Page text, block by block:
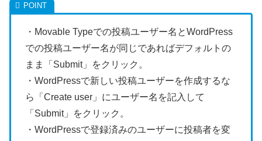
・Movable Typeでの投稿ユーザー名とWordPress
での投稿ユーザー名が同じであればデフォルトの
まま「Submit」をクリック。
・WordPressで新しい投稿ユーザーを作成するな
ら「Create user」にユーザー名を記入して
「Submit」をクリック。
・WordPressで登録済みのユーザーに投稿者を変